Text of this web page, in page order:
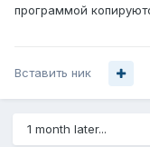
программой
Вставить ник
1 month later...